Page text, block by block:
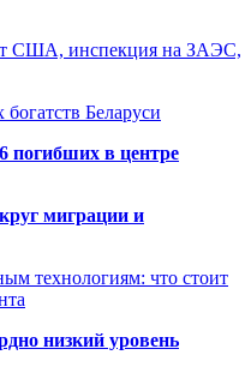
США, инспекция на ЗАЭС,
Беларуси
погибших в центре
миграции и
технологиям: что стоит
низкий уровень